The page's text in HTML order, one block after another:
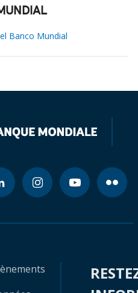
Banco Mundial